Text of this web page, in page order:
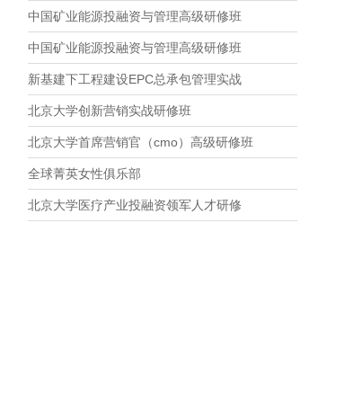
中国矿业能源投融资与管理高级研修班
中国矿业能源投融资与管理高级研修班
新基建下工程建设EPC总承包管理实战
北京大学创新营销实战研修班
北京大学首席营销官（cmo）高级研修班
全球菁英女性俱乐部
北京大学医疗产业投融资领军人才研修